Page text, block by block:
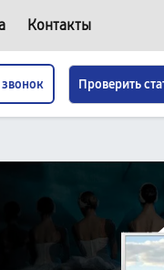
Контакты
звонок Проверить